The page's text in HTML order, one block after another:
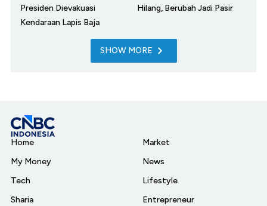
Presiden Dievakuasi
Kendaraan Lapis Baja
Hilang, Berubah Jadi Pasir
SHOW MORE
Home
My Money
Tech
Sharia
Market
News
Lifestyle
Entrepreneur